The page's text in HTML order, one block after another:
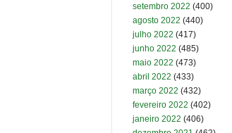
setembro 2022 (400)
agosto 2022 (440)
julho 2022 (417)
junho 2022 (485)
maio 2022 (473)
abril 2022 (433)
março 2022 (432)
fevereiro 2022 (402)
janeiro 2022 (406)